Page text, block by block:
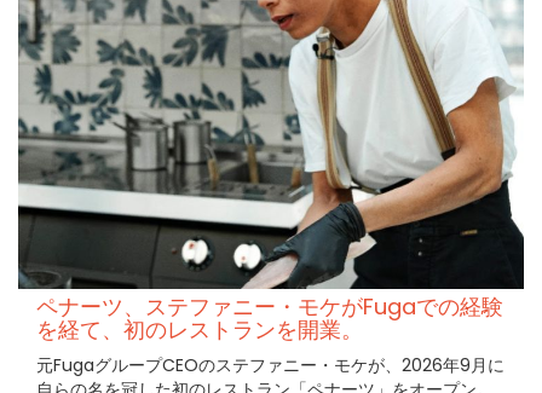
ペナーツ、ステファニー・モケがFugaでの経験
を経て、初のレストランを開業。
元FugaグループCEOのステファニー・モケが、2026年9月に